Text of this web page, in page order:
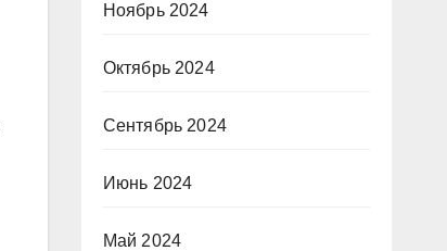
Ноябрь 2024
Октябрь 2024
Сентябрь 2024
Июнь 2024
Май 2024